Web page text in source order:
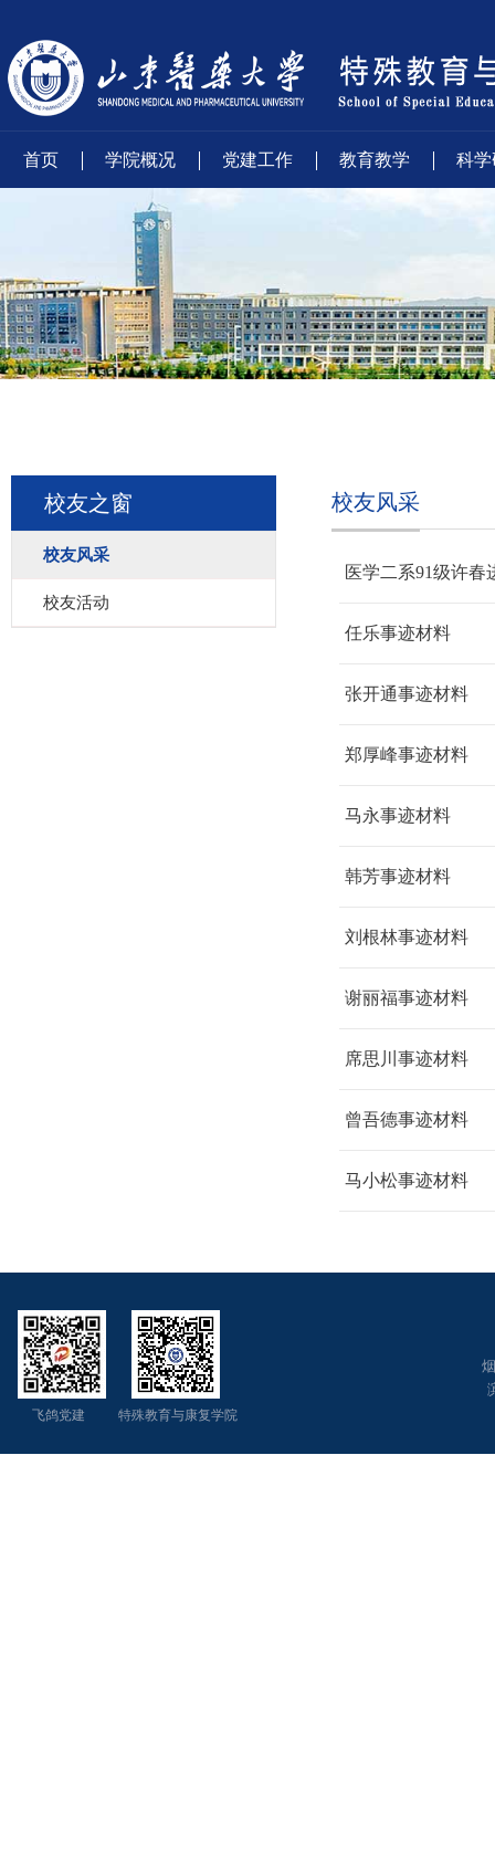
首页 学院概况 党建工作 教育教学 科
校友之窗
校友风采
校友活动
校友风采
医学二系91级许春
任乐事迹材料
张开通事迹材料
郑厚峰事迹材料
马永事迹材料
韩芳事迹材料
刘根林事迹材料
谢丽福事迹材料
席思川事迹材料
曾吾德事迹材料
马小松事迹材料
飞鸽党建 特殊教育与康复学院